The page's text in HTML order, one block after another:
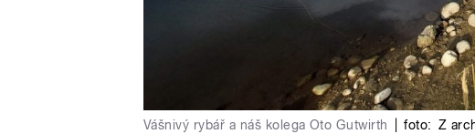
Vášnivý rybář a náš kolega Oto Gutwirth foto: Z